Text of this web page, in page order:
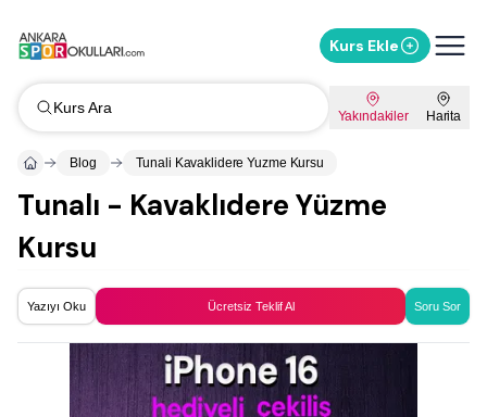
Kurs Ekle
Kurs Ara Yakındakiler Harita
Blog Tunali Kavaklidere Yuzme Kursu
Tunalı - Kavaklıdere Yüzme
Kursu
Yazıyı Oku Ücretsiz Teklif Al Soru Sor